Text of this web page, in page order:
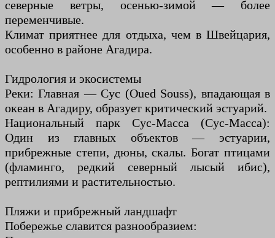
северные ветры, осенью-зимой — более
переменчивые.
Климат приятнее для отдыха, чем в Швейцария,
особенно в районе Агадира.
Гидрология и экосистемы
Реки: Главная — Сус (Oued Souss), впадающая в
океан в Агадиру, образует критический эстуарий.
Национальный парк Сус-Масса (Сус-Масса):
Один из главных объектов — эстуарии,
прибрежные степи, дюны, скалы. Богат птицами
(фламинго, редкий северный лысый ибис),
рептилиями и растительностью.
Пляжи и прибрежный ландшафт
Побережье славится разнообразием: